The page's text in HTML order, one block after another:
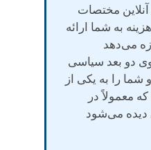
مختصات
به شما ارائه
می‌دهد
دو بعد سیاسی
را به یکی از
معمولاً در
می‌شود